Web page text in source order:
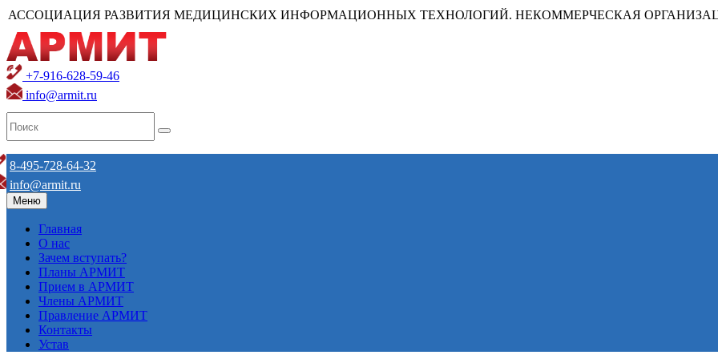
АССОЦИАЦИЯ РАЗВИТИЯ МЕДИЦИНСКИХ ИНФОРМАЦИОННЫХ ТЕХНОЛОГИЙ. НЕКОММЕРЧЕСКАЯ
+7-916-628-59-46
info@armit.ru
8-495-728-64-32
info@armit.ru
Меню
Главная
О нас
Зачем вступать?
Планы АРМИТ
Прием в АРМИТ
Члены АРМИТ
Правление АРМИТ
Контакты
Устав